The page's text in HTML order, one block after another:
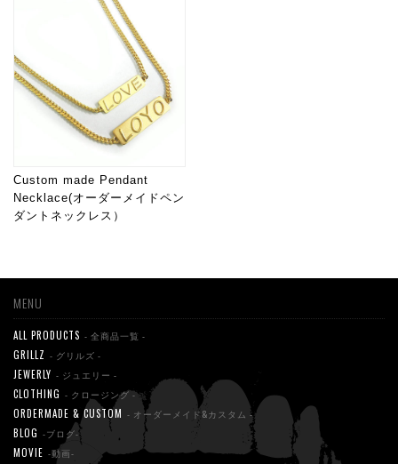
Custom made Pendant
Necklace(オーダーメイドペン
ダントネックレス）
MENU
ALL PRODUCTS - 全商品一覧 -
GRILLZ - グリルズ -
JEWERLY - ジュエリー -
CLOTHING - クロージング -
ORDERMADE & CUSTOM - オーダーメイド&カスタム -
BLOG -ブログ-
MOVIE -動画-